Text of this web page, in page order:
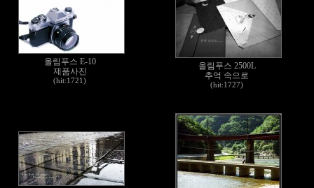
올림푸스 E-10
제품사진
(hit:1721)
올림푸스 2500L
추억 속으로
(hit:1727)